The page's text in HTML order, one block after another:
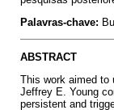
Palavras-chave:
ABSTRACT
This work aimed to
Jeffrey E. Young
persistent and